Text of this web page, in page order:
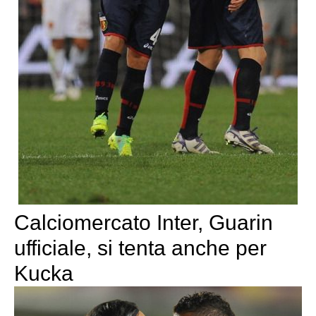
Calciomercato Inter, Guarin
ufficiale, si tenta anche per
Kucka